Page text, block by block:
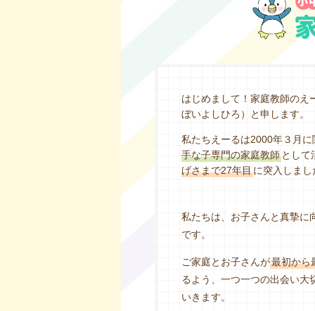
はじめまして！家庭教師のえ
ぼいよしひろ）と申します。
私たちえーるは2000年３月
手な子専門の家庭教師 として
げさまで27年目に突入しまし
私たちは、お子さんと真摯に
です。
ご家庭とお子さんが最初から
るよう、一つ一つの出会い大
いきます。